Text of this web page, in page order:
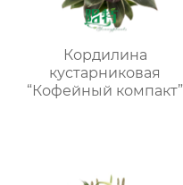
Кордилина
кустарниковая
“Кофейный компакт”